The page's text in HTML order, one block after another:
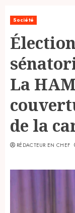
Société
La
de la
RÉDACTEUR EN CHEF